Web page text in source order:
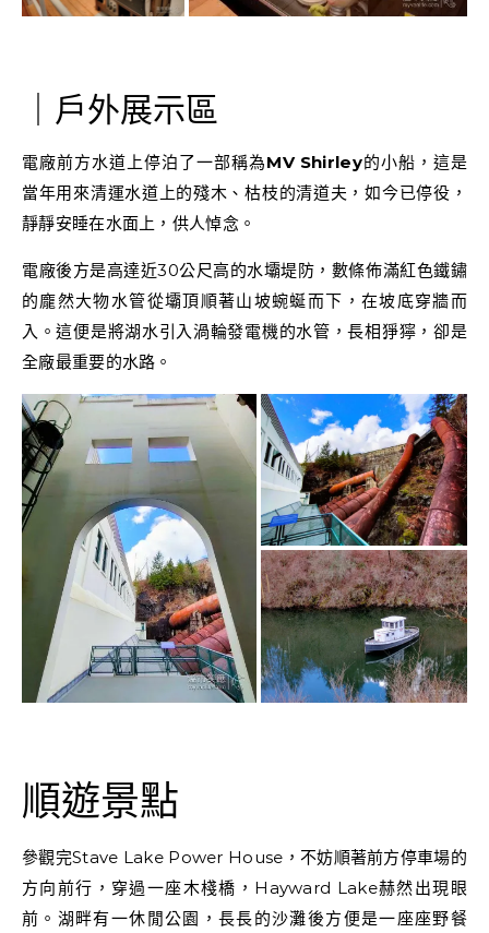
｜戶外展示區
電廠前方水道上停泊了一部稱為MV Shirley的小船，這是
當年用來清運水道上的殘木、枯枝的清道夫，如今已停役，
靜靜安睡在水面上，供人悼念。
電廠後方是高達近30公尺高的水壩堤防，數條佈滿紅色鐵鏽
的龐然大物水管從壩頂順著山坡蜿蜒而下，在坡底穿牆而
入。這便是將湖水引入渦輪發電機的水管，長相猙獰，卻是
全廠最重要的水路。
順遊景點
參觀完Stave Lake Power House，不妨順著前方停車場的
方向前行，穿過一座木棧橋，Hayward Lake赫然出現眼
前。湖畔有一休閒公園，長長的沙灘後方便是一座座野餐